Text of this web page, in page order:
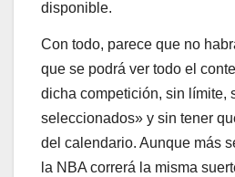
disponible.
Con todo, parece que no
que se podrá ver todo el
dicha competición, sin límite,
seleccionados» y sin tener
del calendario. Aunque más
la NBA correrá la misma